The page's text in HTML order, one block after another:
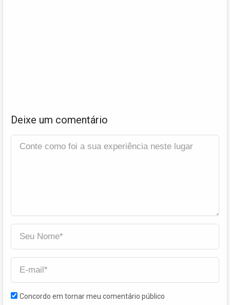
Deixe um comentário
Concordo em tornar meu comentário público